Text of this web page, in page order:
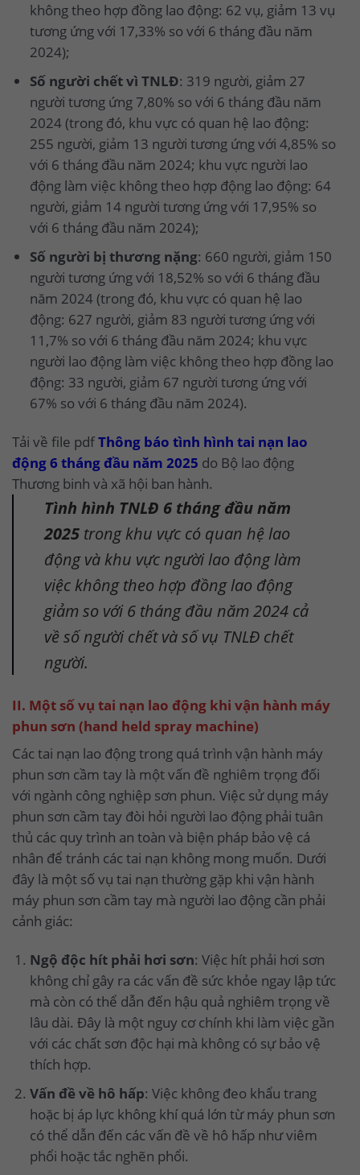
không theo hợp đồng lao động: 62 vụ, giảm 13 vụ
tương ứng với 17,33% so với 6 tháng đầu năm
2024);
Số người chết vì TNLĐ: 319 người, giảm 27
người tương ứng 7,80% so với 6 tháng đầu năm
2024 (trong đó, khu vực có quan hệ lao động:
255 người, giảm 13 người tương ứng với 4,85% so
với 6 tháng đầu năm 2024; khu vực người lao
động làm việc không theo hợp động lao động: 64
người, giảm 14 người tương ứng với 17,95% so
với 6 tháng đầu năm 2024);
Số người bị thương nặng: 660 người, giảm 150
người tương ứng với 18,52% so với 6 tháng đầu
năm 2024 (trong đó, khu vực có quan hệ lao
động: 627 người, giảm 83 người tương ứng với
11,7% so với 6 tháng đầu năm 2024; khu vực
người lao động làm việc không theo hợp đồng lao
động: 33 người, giảm 67 người tương ứng với
67% so với 6 tháng đầu năm 2024).
Tải về file pdfThông báo tình hình tai nạn lao
động 6 tháng đầu năm 2025 do Bộ lao động
Thương binh và xã hội ban hành.
Tình hình TNLĐ 6 tháng đầu năm
2025trong khu vực có quan hệ lao
động và khu vực người lao động làm
việc không theo hợp đồng lao động
giảm so với 6 tháng đầu năm 2024 cả
về số người chết và số vụ TNLĐ chết
người.
II. Một số vụ tai nạn lao động khi vận hành máy
phun sơn (hand held spray machine)
Các tai nạn lao động trong quá trình vận hành máy
phun sơn cầm tay là một vấn đề nghiêm trọng đối
với ngành công nghiệp sơn phun. Việc sử dụng máy
phun sơn cầm tay đòi hỏi người lao động phải tuân
thủ các quy trình an toàn và biện pháp bảo vệ cá
nhân để tránh các tai nạn không mong muốn. Dưới
đây là một số vụ tai nạn thường gặp khi vận hành
máy phun sơn cầm tay mà người lao động cần phải
cảnh giác:
Ngộ độc hít phải hơi sơn: Việc hít phải hơi sơn
không chỉ gây ra các vấn đề sức khỏe ngay lập tức
mà còn có thể dẫn đến hậu quả nghiêm trọng về
lâu dài. Đây là một nguy cơ chính khi làm việc gần
với các chất sơn độc hại mà không có sự bảo vệ
thích hợp.
Vấn đề về hô hấp: Việc không đeo khẩu trang
hoặc bị áp lực không khí quá lớn từ máy phun sơn
có thể dẫn đến các vấn đề về hô hấp như viêm
phổi hoặc tắc nghẽn phổi.